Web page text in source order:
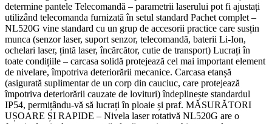
determine pantele Telecomandă – parametrii laserului pot fi ajustați
utilizând telecomanda furnizată în setul standard Pachet complet –
NL520G vine standard cu un grup de accesorii practice care susțin
munca (senzor laser, suport senzor, telecomandă, baterii Li-Ion,
ochelari laser, țintă laser, încărcător, cutie de transport) Lucrați în
toate condițiile – carcasa solidă protejează cel mai important element
de nivelare, împotriva deteriorării mecanice. Carcasa etanșă
(asigurată suplimentar de un corp din cauciuc, care protejează
împotriva deteriorării cauzate de lovituri) îndeplinește standardul
IP54, permițându-vă să lucrați în ploaie și praf. MĂSURĂTORI
UȘOARE ȘI RAPIDE – Nivela laser rotativă NL520G are o